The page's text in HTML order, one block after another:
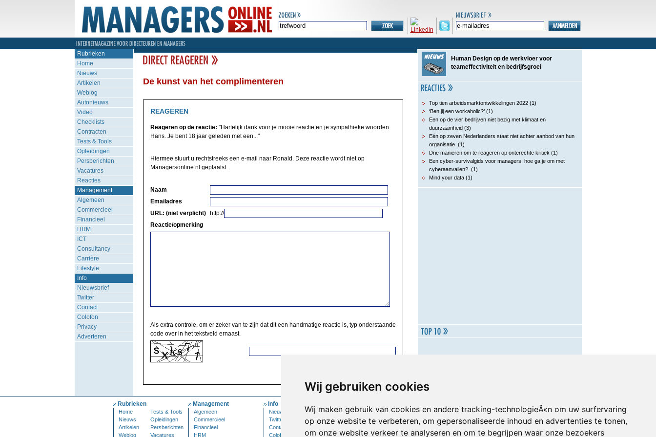
Wij gebruiken cookies
Wij maken gebruik van cookies en andere tracking-technologieÃ«n om uw surfervaring
op onze website te verbeteren, om gepersonaliseerde inhoud en advertenties te tonen,
om onze website verkeer te analyseren en om te begrijpen waar onze bezoekers
Rubrieken
Home
Nieuws
Artikelen
Weblog
Autonieuws
Video
Checklists
Contracten
Tests & Tools
Opleidingen
Persberichten
Vacatures
Reacties
Management
Algemeen
Commercieel
Financieel
HRM
ICT
Consultancy
Carrière
Lifestyle
Info
Nieuwsbrief
Twitter
Contact
Colofon
Privacy
Adverteren
De kunst van het complimenteren
REAGEREN
Reageren op de reactie: "Hartelijk dank voor je mooie reactie en je sympathieke woorden
Hans. Je bent 18 jaar geleden met een..."
Hiermee stuurt u rechtstreeks een e-mail naar Ronald. Deze reactie wordt niet op
Managersonline.nl geplaatst.
Naam
Emailadres
URL: (niet verplicht)
http://
Reactie/opmerking
Als extra controle, om er zeker van te zijn dat dit een handmatige reactie is, typ onderstaande
code over in het tekstveld ernaast.
Human Design op de werkvloer voor
teameffectiviteit en bedrijfsgroei
Top tien arbeidsmarktontwikkelingen 2022 (1)
‘Ben jij een workaholic?’ (1)
Een op de vier bedrijven niet bezig met klimaat en
duurzaamheid (3)
Eén op zeven Nederlanders staat niet achter aanbod van hun
organisatie (1)
Drie manieren om te reageren op onterechte kritiek (1)
Een cyber-survivalgids voor managers: hoe ga je om met
cyberaanvallen? (1)
Mind your data (1)
Rubrieken
Home
Tests & Tools
Nieuws
Opleidingen
Artikelen
Persberichten
Weblog
Vacatures
Management
Algemeen
Commercieel
Financieel
HRM
Info
Nieuwsbrief
Twitter
Contact
Colofon
Inloggen